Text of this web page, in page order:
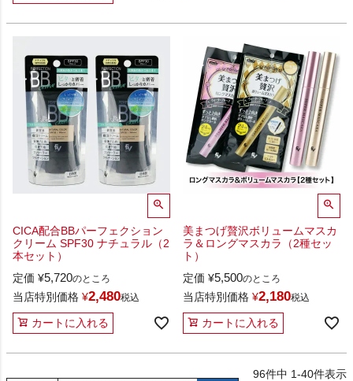
CICA配合BBパーフェクション
クリーム SPF30 ナチュラル（2
本セット）
定価 ¥5,720のところ
当店特別価格 ¥2,480税込
カートに入れる
美まつげ贅沢ボリュームマスカ
ラ＆ロングマスカラ（2種セッ
ト）
定価 ¥5,500のところ
当店特別価格 ¥2,180税込
カートに入れる
96件中 1-40件表示